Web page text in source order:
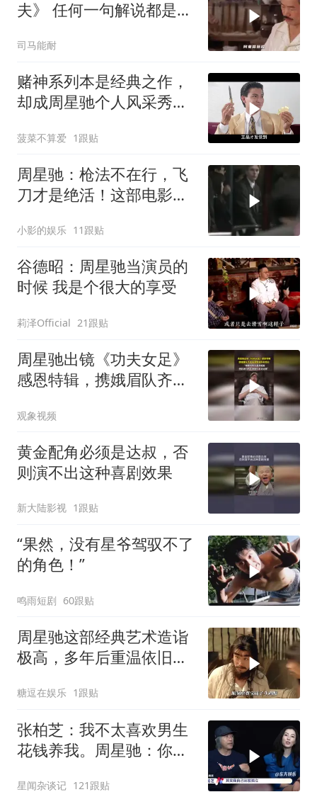
夫》 任何一句解说都是对
司马能耐
赌神系列本是经典之作，
却成周星驰个人风采秀，
菠菜不算爱 1跟贴
周星驰：枪法不在行，飞
刀才是绝活！这部电影你
小影的娱乐 11跟贴
谷德昭：周星驰当演员的
时候 我是个很大的享受
莉泽Official 21跟贴
周星驰出镜《功夫女足》
感恩特辑，携娥眉队齐声
观象视频
黄金配角必须是达叔，否
则演不出这种喜剧效果
新大陆影视 1跟贴
“果然，没有星爷驾驭不了
的角色！”
鸣雨短剧 60跟贴
周星驰这部经典艺术造诣
极高，多年后重温依旧动
糖逗在娱乐 1跟贴
张柏芝：我不太喜欢男生
花钱养我。周星驰：你不
星闻杂谈记 121跟贴